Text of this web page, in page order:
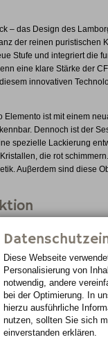
– das Design des
der reinen puristischen
Stufe und integriert die
eine klare Stärke der
innovativen
ist mit einem
Dennoch ist der
spezielle Lackierung
die rot
Auβerdem sind diese
Die beiden
Kühlluft gezielt dem
Bedingungen auf
Öffnungen in der
Vorderrädern. Scharf
das Thema: Neben
wirkt sehr dominant,
sind markant
Diese Webseite
Personalisierung von
notwendig, andere
bei der Optimierung. In
hierzu ausführliche
nutzen, sollten Sie sich
einverstanden erklären.